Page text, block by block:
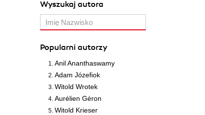
Wyszukaj autora
Popularni autorzy
Anil Ananthaswamy
Adam Józefiok
Witold Wrotek
Aurélien Géron
Witold Krieser